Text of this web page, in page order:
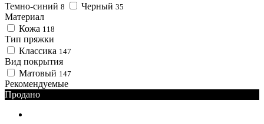
Темно-синий 8 Черный 35
Материал
Кожа 118
Тип пряжки
Классика 147
Вид покрытия
Матовый 147
Рекомендуемые
Продано